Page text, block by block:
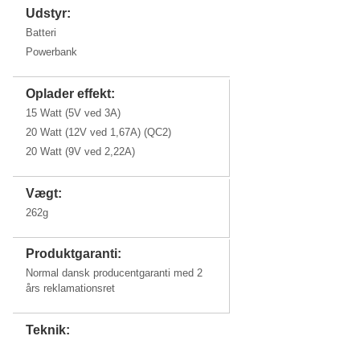
Udstyr:
Batteri
Powerbank
Oplader effekt:
15 Watt (5V ved 3A)
20 Watt (12V ved 1,67A) (QC2)
20 Watt (9V ved 2,22A)
Vægt:
262g
Produktgaranti:
Normal dansk producentgaranti med 2
års reklamationsret
Teknik: